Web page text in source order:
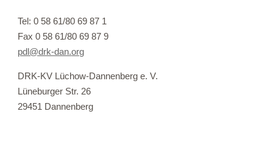
Tel: 0 58 61/80 69 87 1
Fax 0 58 61/80 69 87 9
pdl@drk-dan.org
DRK-KV Lüchow-Dannenberg e. V.
Lüneburger Str. 26
29451 Dannenberg